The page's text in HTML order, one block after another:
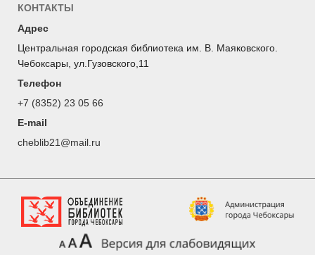
КОНТАКТЫ
Адрес
Центральная городская библиотека им. В. Маяковского.
Чебоксары, ул.Гузовского,11
Телефон
+7 (8352) 23 05 66
E-mail
cheblib21@mail.ru